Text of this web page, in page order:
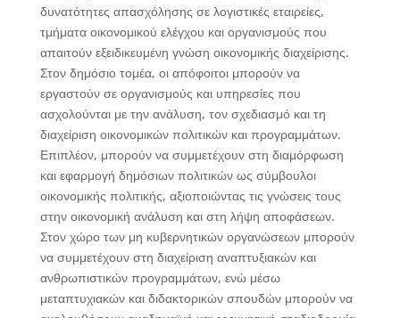
δυνατότητες απασχόλησης σε λογιστικές εταιρείες,
τμήματα οικονομικού ελέγχου και οργανισμούς που
απαιτούν εξειδικευμένη γνώση οικονομικής διαχείρισης.
Στον δημόσιο τομέα, οι απόφοιτοι μπορούν να
εργαστούν σε οργανισμούς και υπηρεσίες που
ασχολούνται με την ανάλυση, τον σχεδιασμό και τη
διαχείριση οικονομικών πολιτικών και προγραμμάτων.
Επιπλέον, μπορούν να συμμετέχουν στη διαμόρφωση
και εφαρμογή δημόσιων πολιτικών ως σύμβουλοι
οικονομικής πολιτικής, αξιοποιώντας τις γνώσεις τους
στην οικονομική ανάλυση και στη λήψη αποφάσεων.
Στον χώρο των μη κυβερνητικών οργανώσεων μπορούν
να συμμετέχουν στη διαχείριση αναπτυξιακών και
ανθρωπιστικών προγραμμάτων, ενώ μέσω
μεταπτυχιακών και διδακτορικών σπουδών μπορούν να